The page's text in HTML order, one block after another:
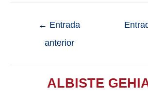
← Entrada
anterior
ALBISTE